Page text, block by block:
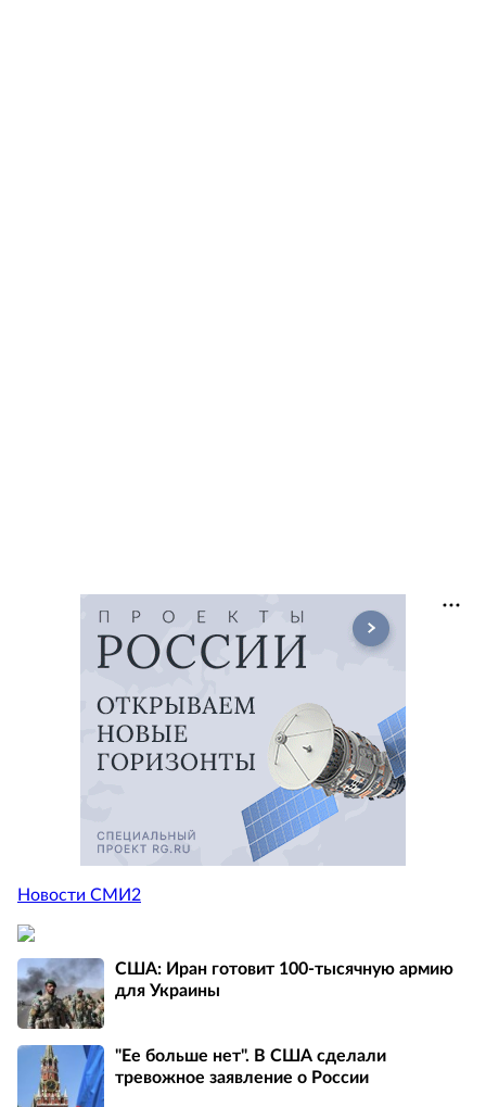
Новости СМИ2
США: Иран готовит 100-тысячную армию
для Украины
"Ее больше нет". В США сделали
тревожное заявление о России